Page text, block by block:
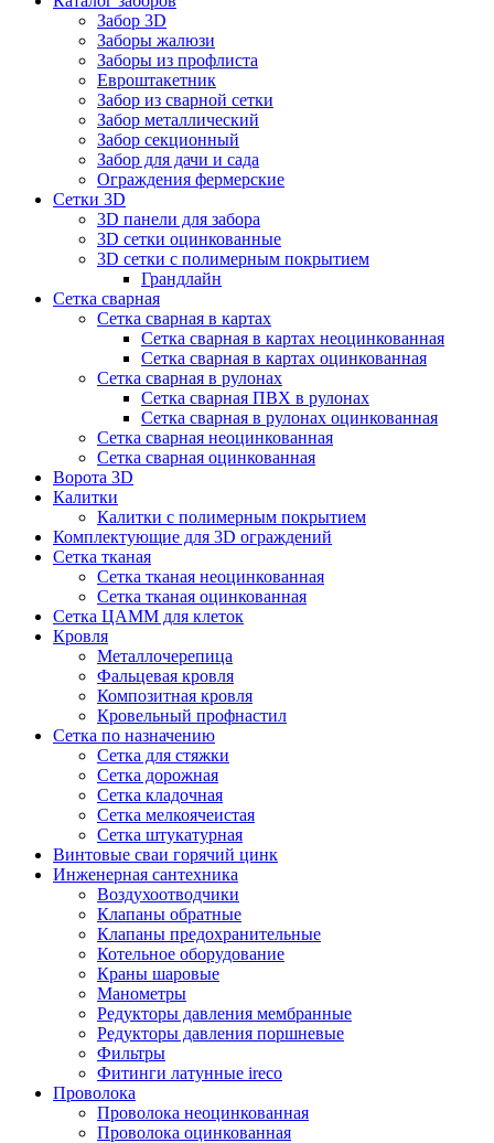
Забор 3D
Заборы жалюзи
Заборы из профлиста
Евроштакетник
Забор из сварной сетки
Забор металлический
Забор секционный
Забор для дачи и сада
Ограждения фермерские
Сетки 3D
3D панели для забора
3D сетки оцинкованные
3D сетки с полимерным покрытием
Грандлайн
Сетка сварная
Сетка сварная в картах
Сетка сварная в картах неоцинкованная
Сетка сварная в картах оцинкованная
Сетка сварная в рулонах
Cетка сварная ПВХ в рулонах
Сетка сварная в рулонах оцинкованная
Сетка сварная неоцинкованная
Сетка сварная оцинкованная
Ворота 3D
Калитки
Калитки с полимерным покрытием
Комплектующие для 3D ограждений
Сетка тканая
Сетка тканая неоцинкованная
Сетка тканая оцинкованная
Сетка ЦАММ для клеток
Кровля
Металлочерепица
Фальцевая кровля
Композитная кровля
Кровельный профнастил
Сетка по назначению
Сетка для стяжки
Сетка дорожная
Сетка кладочная
Сетка мелкоячеистая
Сетка штукатурная
Винтовые сваи горячий цинк
Инженерная сантехника
Воздухоотводчики
Клапаны обратные
Клапаны предохранительные
Котельное оборудование
Краны шаровые
Манометры
Редукторы давления мембранные
Редукторы давления поршневые
Фильтры
Фитинги латунные ireco
Проволока
Проволока неоцинкованная
Проволока оцинкованная